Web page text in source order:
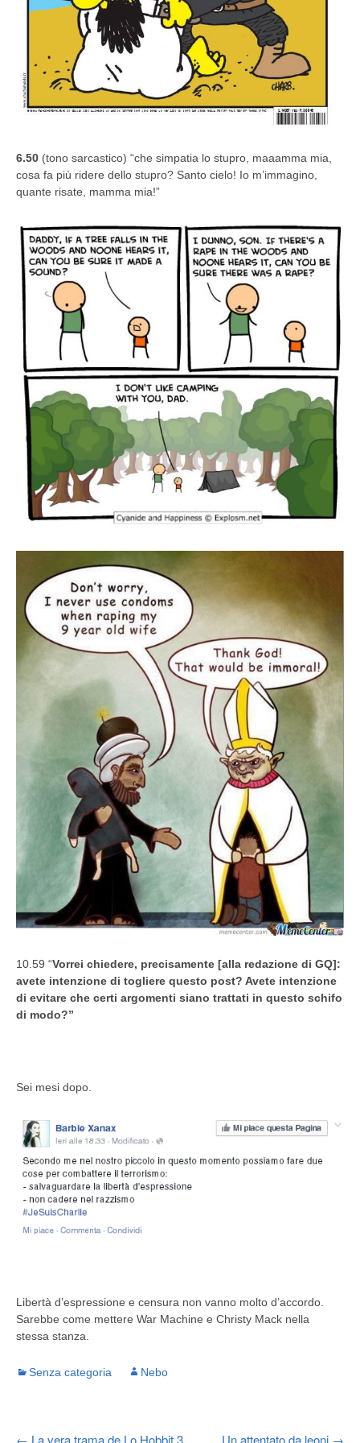
6.50 (tono sarcastico) “che simpatia lo stupro, maaamma mia,
cosa fa più ridere dello stupro? Santo cielo! Io m’immagino,
quante risate, mamma mia!”
10.59 “Vorrei chiedere, precisamente [alla redazione di GQ]:
avete intenzione di togliere questo post? Avete intenzione
di evitare che certi argomenti siano trattati in questo schifo
di modo?”
Sei mesi dopo.
Libertà d’espressione e censura non vanno molto d’accordo.
Sarebbe come mettere War Machine e Christy Mack nella
stessa stanza.
Senza categoria Nebo
← La vera trama de Lo Hobbit 3 Un attentato da leoni →